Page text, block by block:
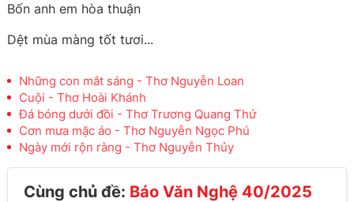
Bốn anh em hòa thuận
Dệt mùa màng tốt tươi...
Những con mắt sáng - Thơ Nguyễn Loan
Cuội - Thơ Hoài Khánh
Đá bóng dưới đồi - Thơ Trương Quang Thứ
Cơn mưa mặc áo - Thơ Nguyễn Ngọc Phú
Ngày mới rộn ràng - Thơ Nguyễn Thủy
Cùng chủ đề: Báo Văn Nghệ 40/2025